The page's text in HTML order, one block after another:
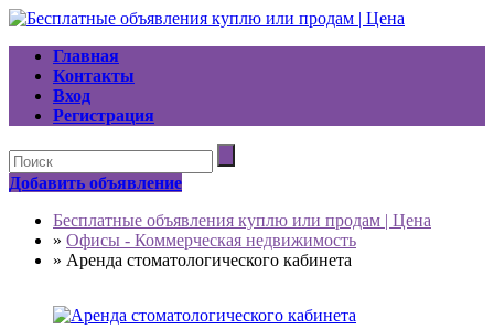
Главная
Контакты
Вход
Регистрация
Добавить объявление
Бесплатные объявления куплю или продам | Цена
» Офисы - Коммерческая недвижимость
» Аренда стоматологического кабинета